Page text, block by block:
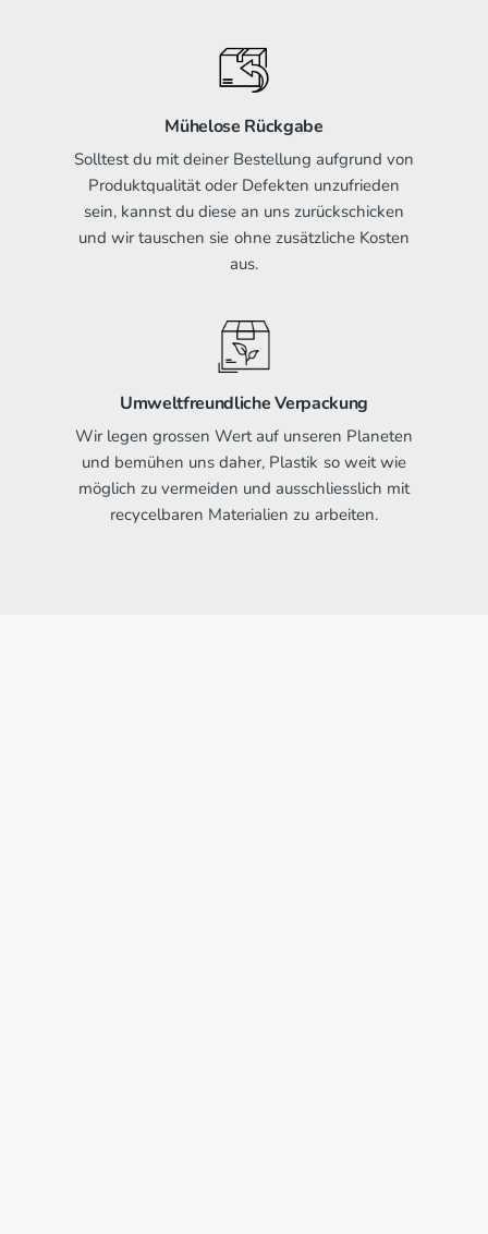
Mühelose Rückgabe
Solltest du mit deiner Bestellung aufgrund von
Produktqualität oder Defekten unzufrieden
sein, kannst du diese an uns zurückschicken
und wir tauschen sie ohne zusätzliche Kosten
aus.
Umweltfreundliche Verpackung
Wir legen grossen Wert auf unseren Planeten
und bemühen uns daher, Plastik so weit wie
möglich zu vermeiden und ausschliesslich mit
recycelbaren Materialien zu arbeiten.